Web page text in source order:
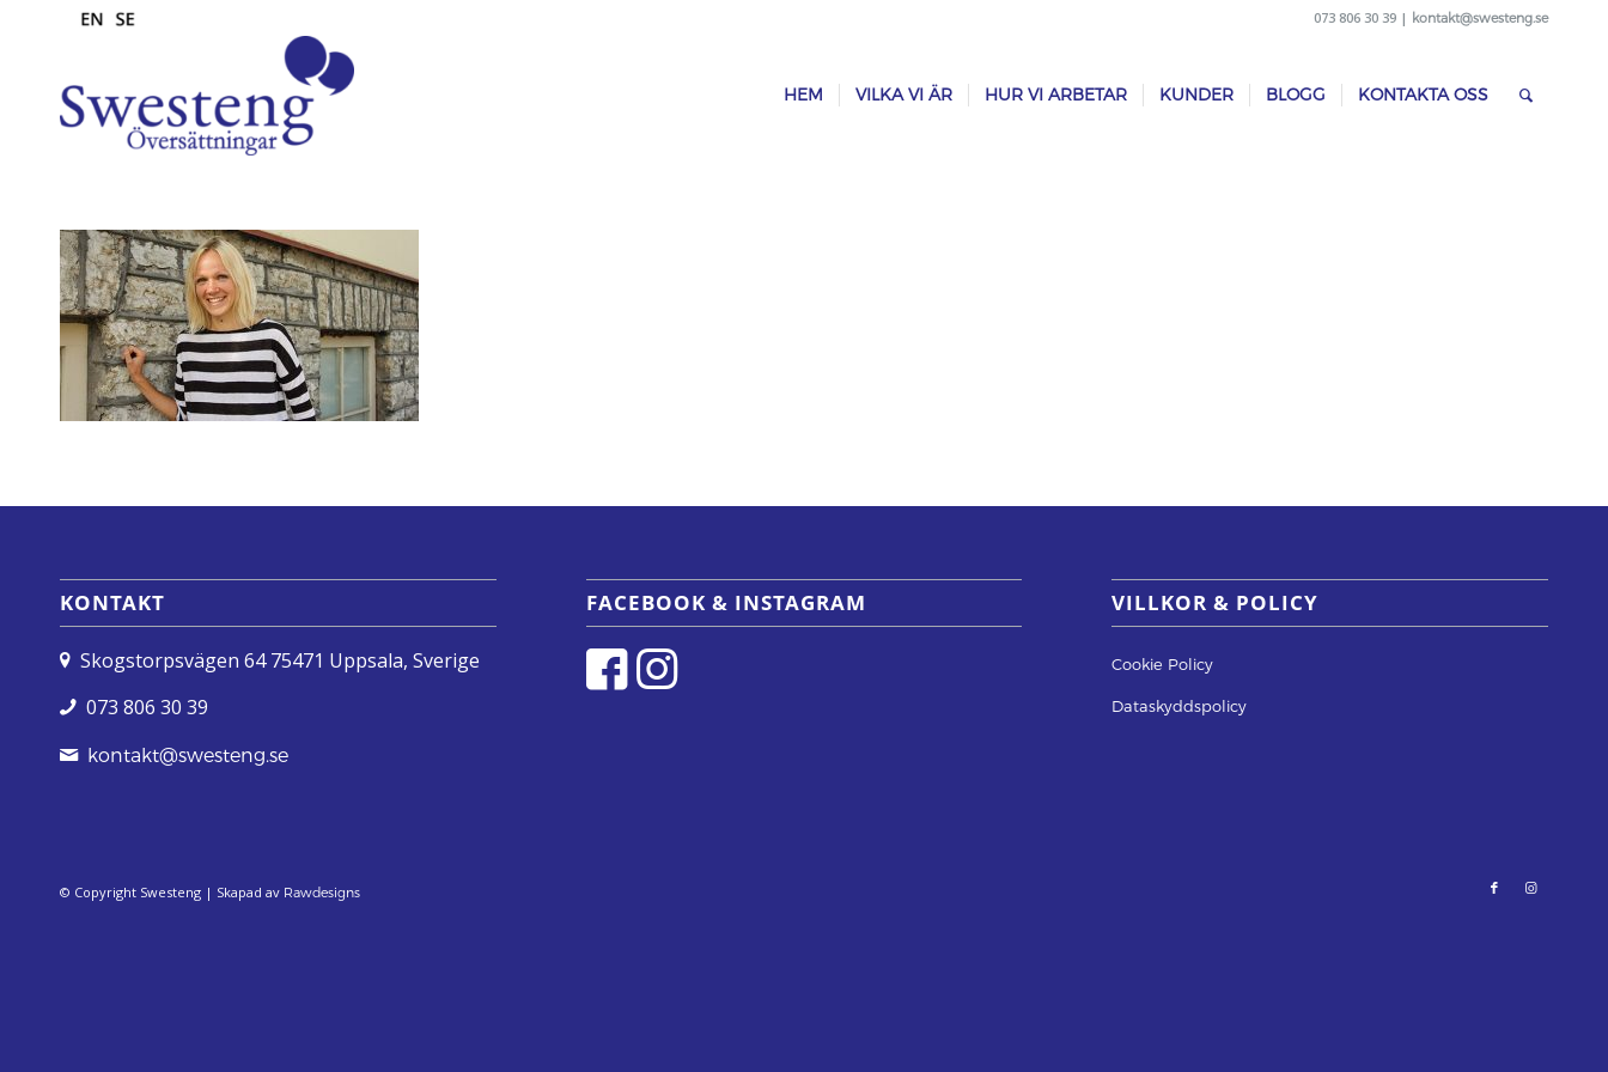
073 806 30 39 | kontakt@swesteng.se
HEM VILKA VI ÄR HUR VI ARBETAR KUNDER BLOGG KONTAKTA OSS
KONTAKT
Skogstorpsvägen 64 75471 Uppsala, Sverige
073 806 30 39
kontakt@swesteng.se
FACEBOOK & INSTAGRAM VILLKOR & POLICY
Cookie Policy
Dataskyddspolicy
© Copyright Swesteng | Skapad av Rawdesigns